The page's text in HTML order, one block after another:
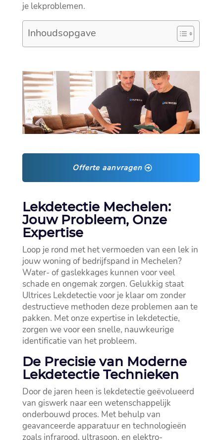
je lekproblemen.​
Inhoudsopgave
Offerte aanvragen
Lekdetectie Mechelen:
Jouw Probleem, Onze
Expertise
Loop je rond met het vermoeden van een lek in
jouw woning of bedrijfspand in Mechelen?
Water- of gaslekkages kunnen voor veel
schade en ongemak zorgen.​ Gelukkig staat
Ultrices Lekdetectie voor je klaar om zonder
destructieve methoden deze problemen aan te
pakken.​ Met onze expertise in lekdetectie,
zorgen we voor een snelle, nauwkeurige
identificatie van het probleem.​
De Precisie van Moderne
Lekdetectie Technieken
Door de jaren heen is lekdetectie geëvolueerd
van giswerk naar een wetenschappelijk
onderbouwd proces.​ Met behulp van
geavanceerde apparatuur en technologieën
zoals infrarood, ultrasoon, en elektro-